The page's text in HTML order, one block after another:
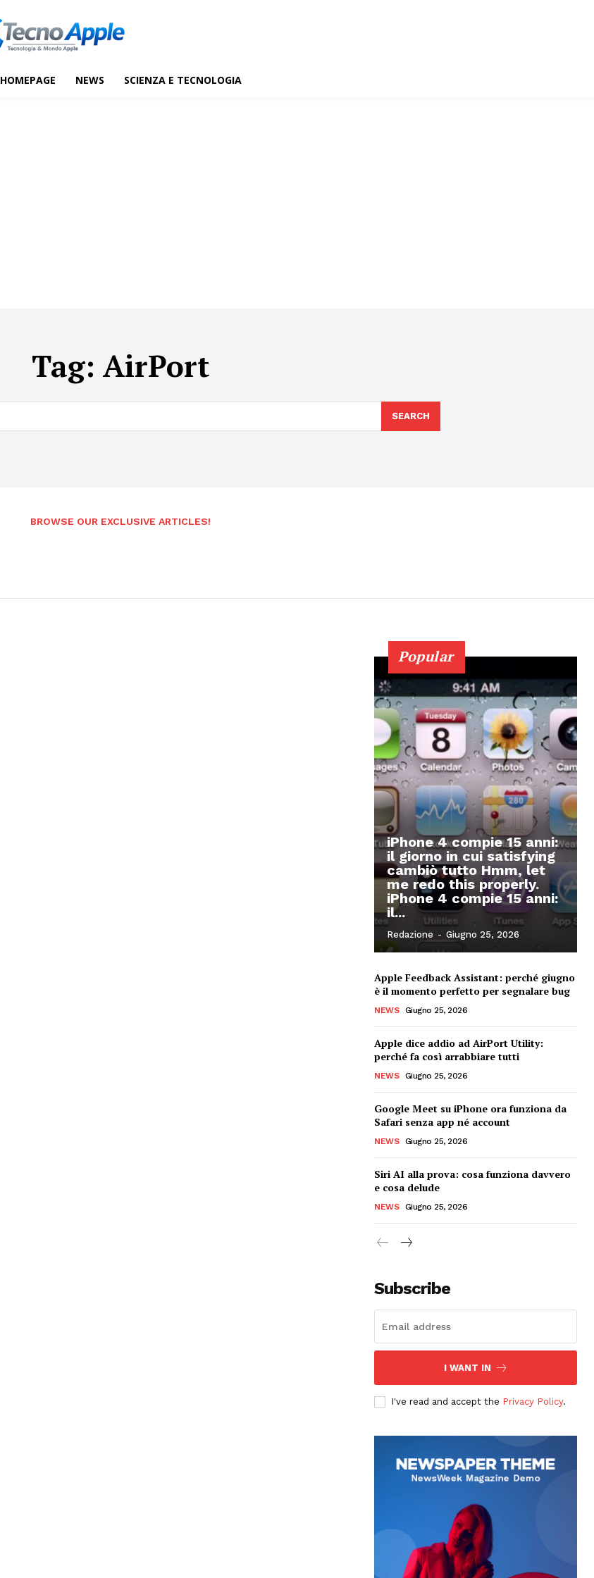
HOMEPAGE NEWS SCIENZA E TECNOLOGIA
Tag: AirPort
SEARCH
BROWSE OUR EXCLUSIVE ARTICLES!
Popular
iPhone 4 compie 15 anni:
il giorno in cui satisfying
cambiò tutto Hmm, let
me redo this properly.
iPhone 4 compie 15 anni:
il...
Redazione - Giugno 25, 2026
Apple Feedback Assistant: perché giugno
è il momento perfetto per segnalare bug
NEWS Giugno 25, 2026
Apple dice addio ad AirPort Utility:
perché fa così arrabbiare tutti
NEWS Giugno 25, 2026
Google Meet su iPhone ora funziona da
Safari senza app né account
NEWS Giugno 25, 2026
Siri AI alla prova: cosa funziona davvero
e cosa delude
NEWS Giugno 25, 2026
Subscribe
I WANT IN
I've read and accept the Privacy Policy.